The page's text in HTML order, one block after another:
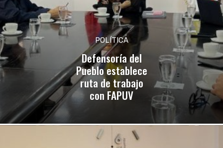
POLÍTICA
Defensoría del
Pueblo establece
ruta de trabajo
con FAPUV